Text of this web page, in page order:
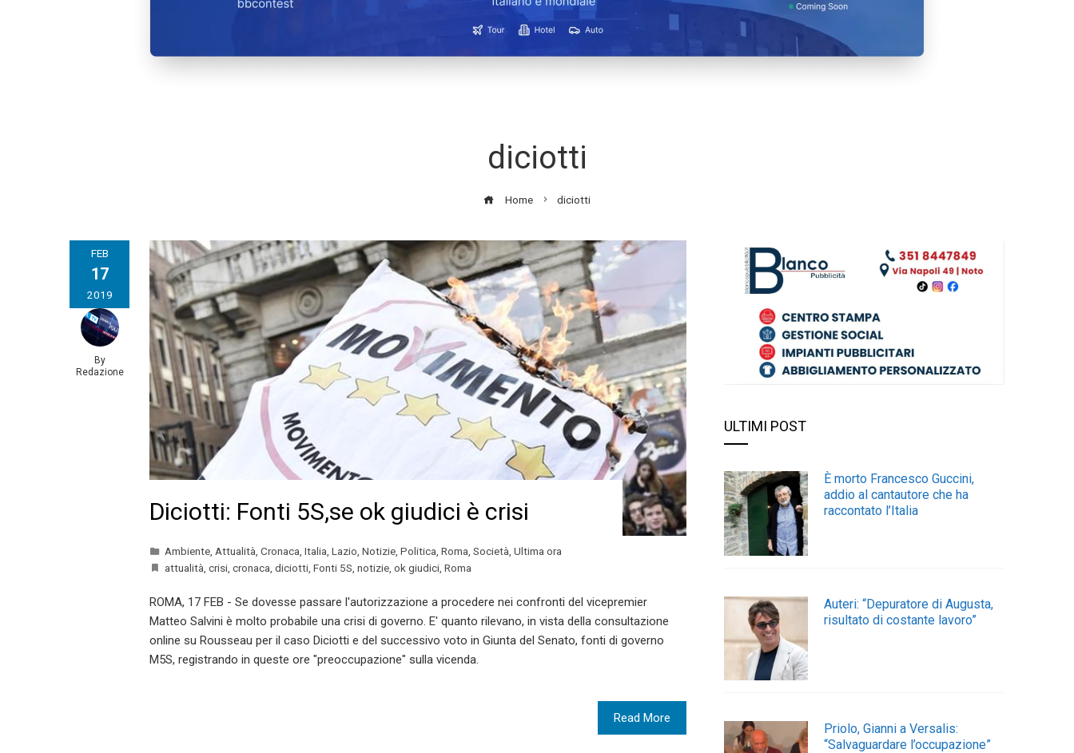
diciotti
Home diciotti
FEB
17
2019
By
Redazione
Diciotti: Fonti 5S,se ok giudici è crisi
Ambiente Attualità Cronaca Italia Lazio Notizie Politica Roma Società Ultima ora
attualità crisi cronaca diciotti Fonti 5S notizie ok giudici Roma
ROMA, 17 FEB - Se dovesse passare l'autorizzazione a procedere nei confronti del vicepremier
Matteo Salvini è molto probabile una crisi di governo. E' quanto rilevano, in vista della consultazione
online su Rousseau per il caso Diciotti e del successivo voto in Giunta del Senato, fonti di governo
M5S, registrando in queste ore "preoccupazione" sulla vicenda.
Read More
ULTIMI POST
È morto Francesco Guccini,
addio al cantautore che ha
raccontato l’Italia
Auteri: “Depuratore di Augusta,
risultato di costante lavoro”
Priolo, Gianni a Versalis:
“Salvaguardare l’occupazione”